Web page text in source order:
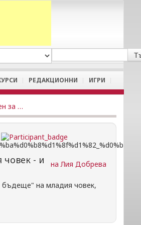
РЕДАКЦИОННИ ИГРИ
Абитуриентският бал е обичан и с вълнение чакан специален ден за младия човек - и скъпа наша традиция.
на Лия Добрева
- и
бъдеще" на младия човек,